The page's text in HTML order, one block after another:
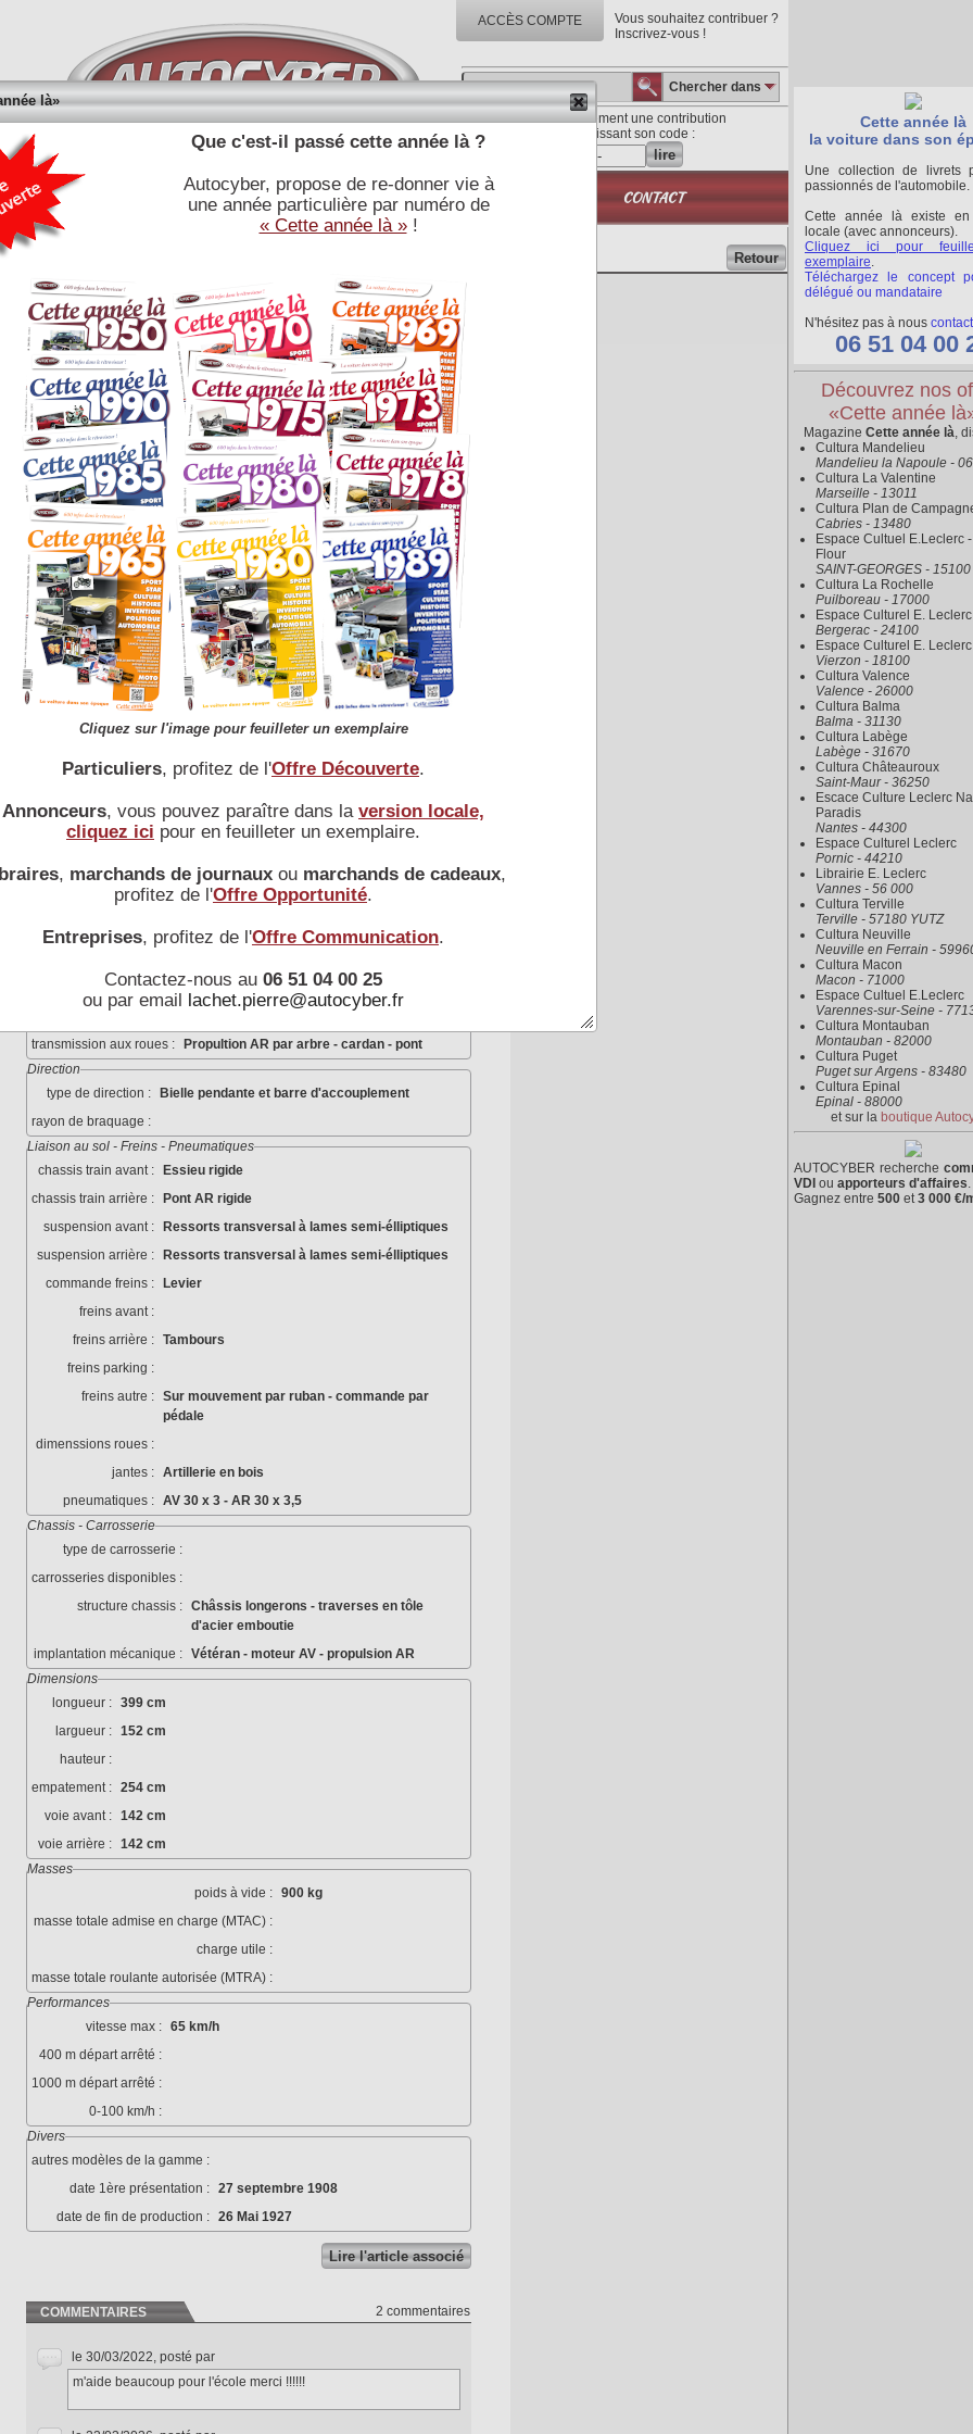
ACCÈS COMPTE
Vous souhaitez contribuer ?
Inscrivez-vous !
Chercher dans
Lisez directement une contribution
en saisissant son code :
lire
RÉFÉRENCES
JOURNALISTIQUES
BOUTIQUE CONTACT
Retour
FORD T 1908 : fiche technique
Lire l'article associé
Moteur
type :
nb cylindres et type :
4 cylindres en ligne
position :
Longitudinal AV
cylindrée :
2892 cm3
alésage :
95,2 x 101,6 mm
rapport volumétrique :
4,5 / 1
puissance max :
20 ch à 1800 Tr/mn cv
couple max :
11 m/Kg
puissance fiscale :
14 cv
culasse :
Fonte
vilbrequin :
distribution :
1 Arbre à cames latéral entraîné par pignons -
allumage :
Bobine - vibleur - volant magnétique
graissage :
Barbotage
Transmission
boite de vitesses : Trains de pignons épicycloïdaux
transmission aux roues :
Propultion AR par arbre - cardan - pont
Direction
type de direction :
Bielle pendante et barre d'accouplement
rayon de braquage :
Liaison au sol - Freins - Pneumatiques
chassis train avant :
Essieu rigide
chassis train arrière :
Pont AR rigide
suspension avant :
Ressorts transversal à lames semi-élliptiques
suspension arrière :
Ressorts transversal à lames semi-élliptiques
commande freins :
Levier
freins avant :
freins arrière : Tambours
freins parking :
freins autre : Sur mouvement par ruban - commande par
pédale
dimenssions roues :
jantes : Artillerie en bois
pneumatiques : AV 30 x 3 - AR 30 x 3,5
Chassis - Carrosserie
type de carrosserie :
carrosseries disponibles :
structure chassis : Châssis longerons - traverses en tôle
d'acier emboutie
implantation mécanique : Vétéran - moteur AV - propulsion AR
Dimensions
longueur : 399 cm
largueur : 152 cm
hauteur :
empatement : 254 cm
voie avant : 142 cm
voie arrière : 142 cm
Masses
poids à vide : 900 kg
masse totale admise en charge (MTAC) :
charge utile :
masse totale roulante autorisée (MTRA) :
Performances
vitesse max : 65 km/h
400 m départ arrêté :
1000 m départ arrêté :
0-100 km/h :
Divers
autres modèles de la gamme :
date 1ère présentation : 27 septembre 1908
date de fin de production : 26 Mai 1927
Lire l'article associé
COMMENTAIRES 2 commentaires
le 30/03/2022, posté par
m'aide beaucoup pour l'école merci !!!!!!
Cette année là
la voiture dans son
Une collection de livrets
passionnés de l'automobile.
Cette année là existe en
locale (avec annonceurs).
Cliquez ici pour
exemplaire.
Téléchargez le concept
délégué ou mandataire
N'hésitez pas à nous
06 51 04 00
Découvrez nos
«Cette année
Magazine Cette année là,
Cultura Mandelieu
Mandelieu la Napoule -
Cultura La Valentine
Marseille - 13011
Cultura Plan de
Cabries - 13480
Espace Cultuel E.Leclerc
Flour
SAINT-GEORGES - 15100
Cultura La Rochelle
Puilboreau - 17000
Espace Culturel E. Leclerc
Bergerac - 24100
Espace Culturel E. Leclerc
Vierzon - 18100
Cultura Valence
Valence - 26000
Cultura Balma
Balma - 31130
Cultura Labège
Labège - 31670
Cultura Châteauroux
Saint-Maur - 36250
Escace Culture Leclerc
Paradis
Nantes - 44300
Espace Culturel Leclerc
Pornic - 44210
Librairie E. Leclerc
Vannes - 56 000
Cultura Terville
Terville - 57180 YUTZ
Cultura Neuville
Neuville en Ferrain -
Cultura Macon
Macon - 71000
Espace Cultuel E.Leclerc
Varennes-sur-Seine -
Cultura Montauban
Montauban - 82000
Cultura Puget
Puget sur Argens - 83480
Cultura Epinal
Epinal - 88000
et sur la boutique
AUTOCYBER recherche
VDI ou apporteurs d'affaires.
Gagnez entre 500 et3 000 €/
là»
Que c'est-il passé cette année là ?
Autocyber, propose de re-donner vie à
une année particulière par numéro de
« Cette année là »!
Cliquez sur l'image pour feuilleter un exemplaire
Particuliers, profitez de l'Offre Découverte.
Annonceurs, vous pouvez paraître dans la version locale,
cliquez ici pour en feuilleter un exemplaire.
, marchands de journauxou marchands de cadeaux,
profitez de l'Offre Opportunité.
Entreprises, profitez de l'Offre Communication.
Contactez-nous au 06 51 04 00 25
ou par email lachet.pierre@autocyber.fr